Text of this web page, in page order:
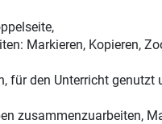
Markieren, Kopieren,
für den Unterricht genutzt
zusammenzuarbeiten,